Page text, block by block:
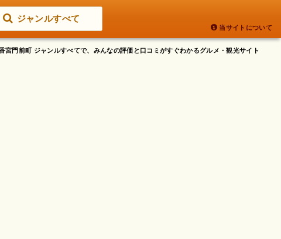
ジャンルすべて
当サイトについて
宮門前町 ジャンルすべてで、みんなの評価と口コミがすぐわかるグルメ・観光サイト